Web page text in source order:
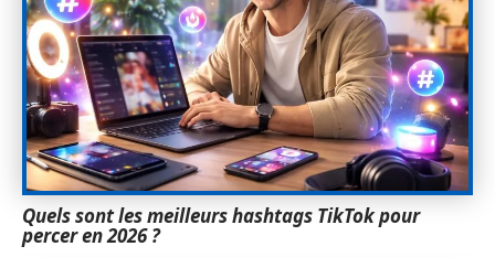
Quels sont les meilleurs hashtags TikTok pour
percer en 2026 ?